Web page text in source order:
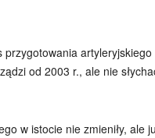
od 2003 r., ale nie
w istocie nie zmieniły,